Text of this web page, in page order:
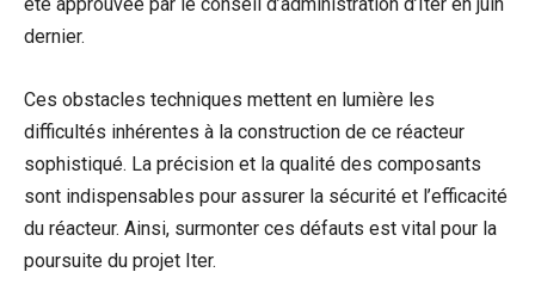
dernier.
Ces obstacles techniques mettent en lumière les
difficultés inhérentes à la construction de ce réacteur
sophistiqué. La précision et la qualité des composants
sont indispensables pour assurer la sécurité et l’efficacité
du réacteur. Ainsi, surmonter ces défauts est vital pour la
poursuite du projet Iter.